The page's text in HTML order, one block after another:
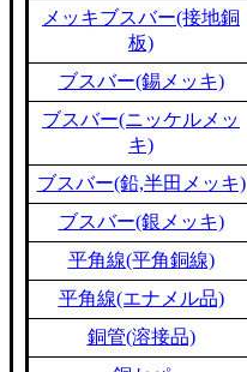
メッキブスバー(接地銅
板)
ブスバー(錫メッキ)
ブスバー(ニッケルメッ
キ)
ブスバー(鉛,半田メッキ)
ブスバー(銀メッキ)
平角線(平角銅線)
平角線(エナメル品)
銅管(溶接品)